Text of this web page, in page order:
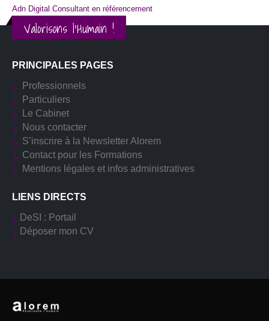
Adn Digital Consultant en référencement
Valorisons l'Humain !
PRINCIPALES PAGES
Professionnels
Particuliers
Le Cabinet
Nous contacter
S’inscrire à la Newsletter Alorem
Contact pour les Formations
Mentions légales et infos administratives
LIENS DIRECTS
DeSI : Portail
Déposer mon CV